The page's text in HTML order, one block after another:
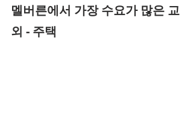
멜버른에서 가장 수요가 많은 교
외 - 주택